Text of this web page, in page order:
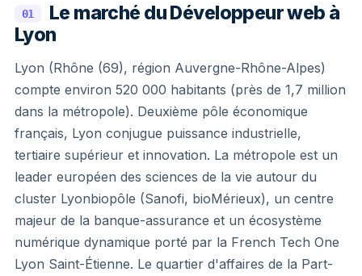
01
Le marché du Développeur web à
Lyon
Lyon (Rhône (69), région Auvergne-Rhône-Alpes)
compte environ 520 000 habitants (près de 1,7 million
dans la métropole). Deuxième pôle économique
français, Lyon conjugue puissance industrielle,
tertiaire supérieur et innovation. La métropole est un
leader européen des sciences de la vie autour du
cluster Lyonbiopôle (Sanofi, bioMérieux), un centre
majeur de la banque-assurance et un écosystème
numérique dynamique porté par la French Tech One
Lyon Saint-Étienne. Le quartier d'affaires de la Part-